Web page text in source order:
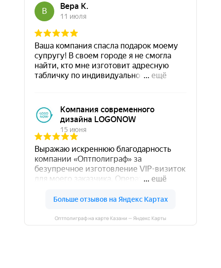
Оптполиграф на карте Казани — Яндекс Карты